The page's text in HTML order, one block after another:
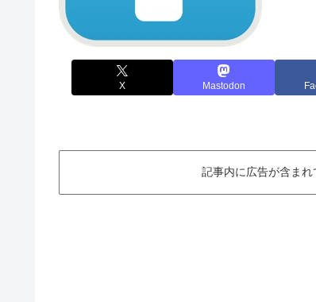
X Mastodon
記事内に広告が含ま